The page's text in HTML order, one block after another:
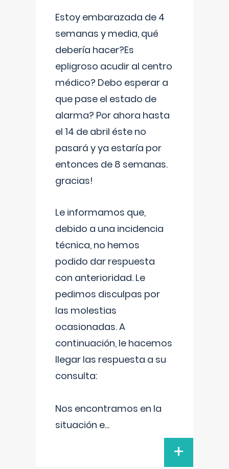
Estoy embarazada de 4
semanas y media, qué
debería hacer?Es
epligroso acudir al centro
médico? Debo esperar a
que pase el estado de
alarma? Por ahora hasta
el 14 de abril éste no
pasará y ya estaría por
entonces de 8 semanas.
gracias!
Le informamos que,
debido a una incidencia
técnica, no hemos
podido dar respuesta
con anterioridad. Le
pedimos disculpas por
las molestias
ocasionadas. A
continuación, le hacemos
llegar las respuesta a su
consulta:
Nos encontramos en la
situación e...
+